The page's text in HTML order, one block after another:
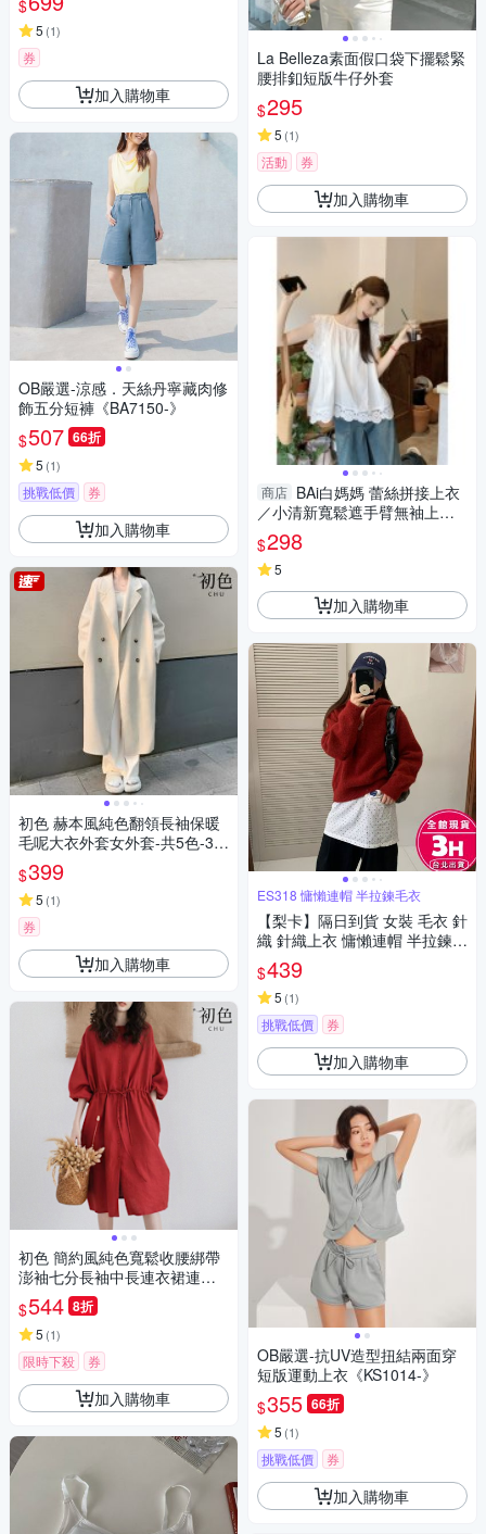
外穿吊帶女上衣8色a1be18
$
5 (1)
券
加入購物車
OB嚴選-涼感．天絲丹寧藏肉修
飾五分短褲《BA7150-》
$507 66折
5 (1)
挑戰低價 券
加入購物車
初色 赫本風純色翻領長袖保暖
毛呢大衣外套女外套-共5色-38
629(M-XL可選)
$399
5 (1)
券
加入購物車
初色 簡約風純色寬鬆收腰綁帶
澎袖七分長袖中長連衣裙連身
洋裝-紅色-10548(M-2XL可選)
$544 8折
5 (1)
限時下殺 券
加入購物車
La Belleza素面假口袋下擺鬆緊
腰排釦短版牛仔外套
$295
5 (1)
活動 券
加入購物車
商店 BAi白媽媽 蕾絲拼接上衣
／小清新寬鬆遮手臂無袖上衣
－【360109】
$298
5
加入購物車
ES318 慵懶連帽 半拉鍊毛衣
【梨卡】隔日到貨 女裝 毛衣 針
織 針織上衣 慵懶連帽 半拉鍊毛
衣 寬鬆針織 秋冬毛衣 溫柔休閒
ES318【現貨24H】
$439
5 (1)
挑戰低價 券
加入購物車
OB嚴選-抗UV造型扭結兩面穿
短版運動上衣《KS1014-》
$355 66折
5 (1)
挑戰低價 券
加入購物車